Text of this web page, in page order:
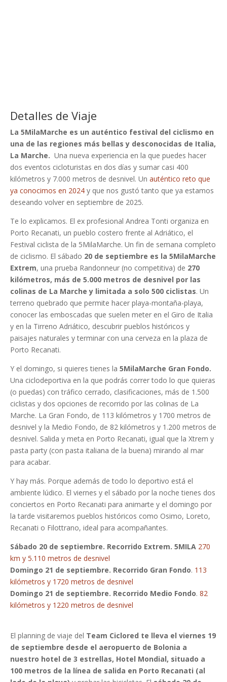
Detalles de Viaje
La 5MilaMarche es un auténtico festival del ciclismo en
una de las regiones más bellas y desconocidas de Italia,
La Marche. Una nueva experiencia en la que puedes hacer
dos eventos cicloturistas en dos días y sumar casi 400
kilómetros y 7.000 metros de desnivel. Un auténtico reto que
ya conocimos en 2024 y que nos gustó tanto que ya estamos
deseando volver en septiembre de 2025.
Te lo explicamos. El ex profesional Andrea Tonti organiza en
Porto Recanati, un pueblo costero frente al Adriático, el
Festival ciclista de la 5MilaMarche. Un fin de semana completo
de ciclismo. El sábado 20 de septiembre es la 5MilaMarche
Extrem, una prueba Randonneur (no competitiva) de 270
kilómetros, más de 5.000 metros de desnivel por las
colinas de La Marche y limitada a solo 500 ciclistas. Un
terreno quebrado que permite hacer playa-montaña-playa,
conocer las emboscadas que suelen meter en el Giro de Italia
y en la Tirreno Adriático, descubrir pueblos históricos y
paisajes naturales y terminar con una cerveza en la plaza de
Porto Recanati.
Y el domingo, si quieres tienes la 5MilaMarche Gran Fondo.
Una ciclodeportiva en la que podrás correr todo lo que quieras
(o puedas) con tráfico cerrado, clasificaciones, más de 1.500
ciclistas y dos opciones de recorrido por las colinas de La
Marche. La Gran Fondo, de 113 kilómetros y 1700 metros de
desnivel y la Medio Fondo, de 82 kilómetros y 1.200 metros de
desnivel. Salida y meta en Porto Recanati, igual que la Xtrem y
pasta party (con pasta italiana de la buena) mirando al mar
para acabar.
Y hay más. Porque además de todo lo deportivo está el
ambiente lúdico. El viernes y el sábado por la noche tienes dos
conciertos en Porto Recanati para animarte y el domingo por
la tarde visitaremos pueblos históricos como Osimo, Loreto,
Recanati o Filottrano, ideal para acompañantes.
Sábado 20 de septiembre. Recorrido Extrem. 5MILA 270
km y 5.110 metros de desnivel
Domingo 21 de septiembre. Recorrido Gran Fondo. 113
kilómetros y 1720 metros de desnivel
Domingo 21 de septiembre. Recorrido Medio Fondo. 82
kilómetros y 1220 metros de desnivel
El planning de viaje del Team Ciclored te lleva el viernes 19
de septiembre desde el aeropuerto de Bolonia a
nuestro hotel de 3 estrellas, Hotel Mondial, situado a
100 metros de la línea de salida en Porto Recanati (al